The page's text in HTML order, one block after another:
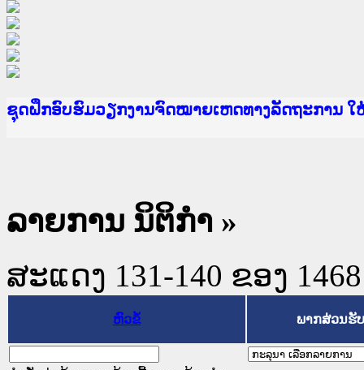
Ministry of Justice Lao PDR
ເຜີຍແຜ່ວັບໄຊຈົດໝາຍເຫດທາງລັດຖະການ ແລະ ແອັ
ກະຊວງຍຸຕິທຳ
ຊຸດຝຶກອົບຮົມວຽກງານຈົດໝາຍເຫດທາງລັດຖະການ
ກອງປະຊຸມທົບທວນຄືນການຈັດຕັ້ງປະຕິບັດວຽກງານຈົ
ຝຶກອົບຮົມ ຜູ່ປະສານງານວຽກງານຈົດໝາຍເຫດທາງລັ
ຝຶກອົບຮົມ ຜູ່ປະສານງານວຽກງານຈົດໝາຍເຫດທາງລັ
ເຜີຍແຜ່ແອັບກົດໝາຍລາວ ແລະ ເວັບໄຊຈົດໝາຍເຫດ
ເຜີຍແຜ່ແອັບກົດໝາຍລາວ ແລະ ເວັບໄຊຈົດໝາຍເຫດ
ຍົກລະດັບວຽກງານຈົດໝາຍເຫດທາງລັດຖະການໃຫ້ຜູ້
ຊຸດຝຶກອົບຮົມວຽກງານຈົດໝາຍເຫດທາງລັດຖະການ ໃ
ລາຍການ ນິຕິກໍາ »
ສະແດງ 131-140 ຂອງ
ຫົວຂໍ້ ພາກສ່ວນຮັ